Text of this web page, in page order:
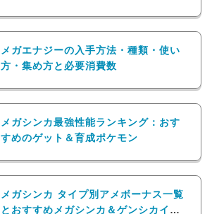
メガエナジーの入手方法・種類・使い
方・集め方と必要消費数
メガシンカ最強性能ランキング：おす
すめのゲット＆育成ポケモン
メガシンカ タイプ別アメボーナス一覧
とおすすめメガシンカ＆ゲンシカイキ